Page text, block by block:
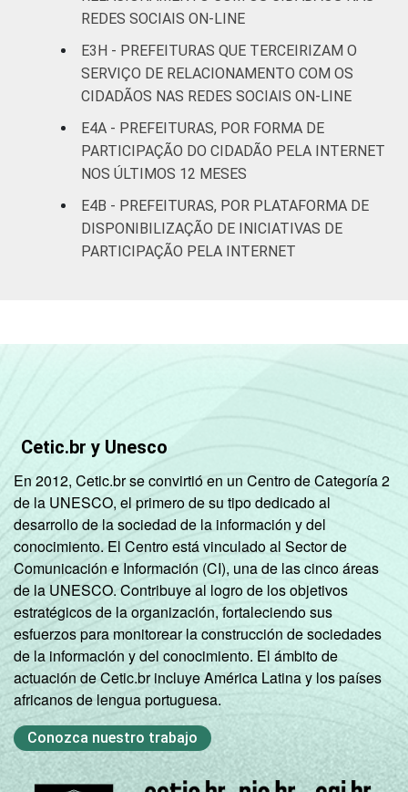
REDES SOCIAIS ON-LINE
E3H - PREFEITURAS QUE TERCEIRIZAM O
SERVIÇO DE RELACIONAMENTO COM OS
CIDADÃOS NAS REDES SOCIAIS ON-LINE
E4A - PREFEITURAS, POR FORMA DE
PARTICIPAÇÃO DO CIDADÃO PELA INTERNET
NOS ÚLTIMOS 12 MESES
E4B - PREFEITURAS, POR PLATAFORMA DE
DISPONIBILIZAÇÃO DE INICIATIVAS DE
PARTICIPAÇÃO PELA INTERNET
Cetic.br y Unesco
En 2012, Cetic.br se convirtió en un Centro de Categoría 2
de la UNESCO, el primero de su tipo dedicado al
desarrollo de la sociedad de la información y del
conocimiento. El Centro está vinculado al Sector de
Comunicación e Información (CI), una de las cinco áreas
de la UNESCO. Contribuye al logro de los objetivos
estratégicos de la organización, fortaleciendo sus
esfuerzos para monitorear la construcción de sociedades
de la información y del conocimiento. El ámbito de
actuación de Cetic.br incluye América Latina y los países
africanos de lengua portuguesa.
Conozca nuestro trabajo